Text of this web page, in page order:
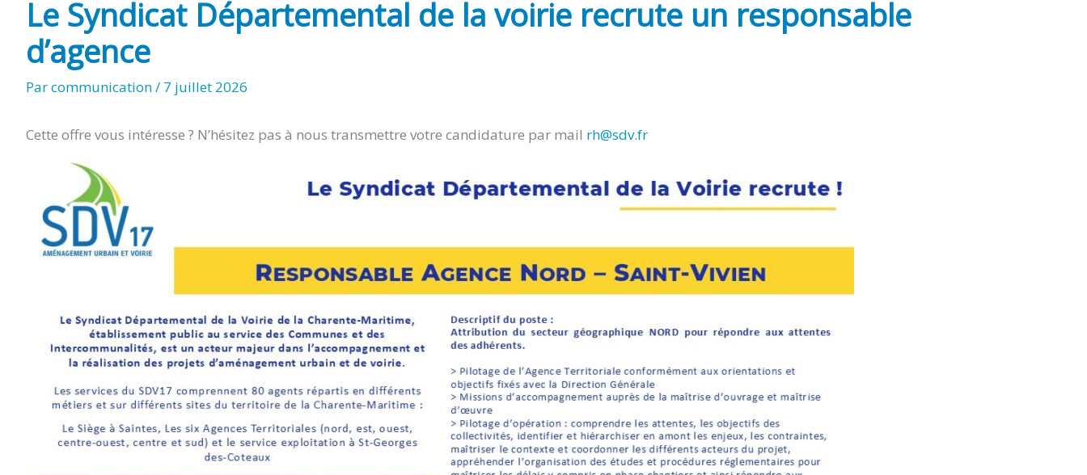
Le Syndicat Départemental de la voirie recrute un responsable
d’agence
Parcommunication/ 7 juillet 2026
Cette offre vous intéresse ? N’hésitez pas à nous transmettre votre candidature par mail rh@sdv.fr